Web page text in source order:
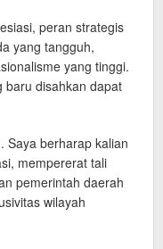
peran strategis
yang tangguh,
yang tinggi.
baru disahkan dapat
Saya berharap kalian
mempererat tali
pemerintah daerah
wilayah